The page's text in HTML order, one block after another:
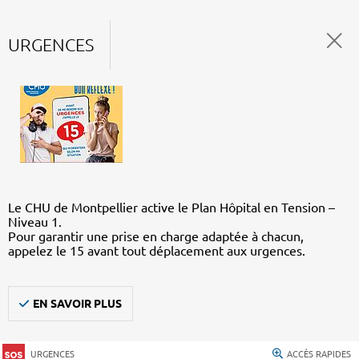
URGENCES
Le CHU de Montpellier active le Plan Hôpital en Tension –
Niveau 1.
Pour garantir une prise en charge adaptée à chacun,
appelez le 15 avant tout déplacement aux urgences.
EN SAVOIR PLUS
URGENCES ACCÈS RAPIDES